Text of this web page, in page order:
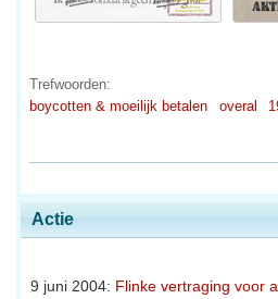
Actie
9 juni 2004: Flinke vertraging voor
Trefwoorden:
boycotten & moeilijk betalen
overal